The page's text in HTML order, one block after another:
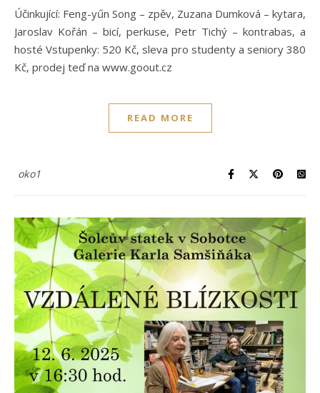
Účinkující: Feng-yűn Song – zpěv, Zuzana Dumková – kytara,
Jaroslav Kořán – bicí, perkuse, Petr Tichý – kontrabas, a
hosté Vstupenky: 520 Kč, sleva pro studenty a seniory 380
Kč, prodej teď na www.goout.cz
READ MORE
oko1